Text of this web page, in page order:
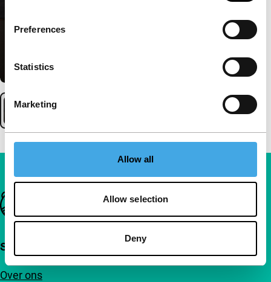
Preferences
Statistics
Marketing
Allow all
Allow selection
Deny
Belangrijke links
Snel naar
Over ons